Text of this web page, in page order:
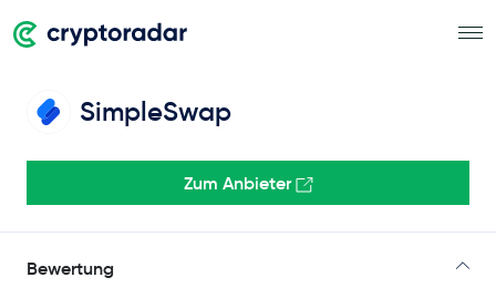
SimpleSwap
Zum Anbieter
Bewertung